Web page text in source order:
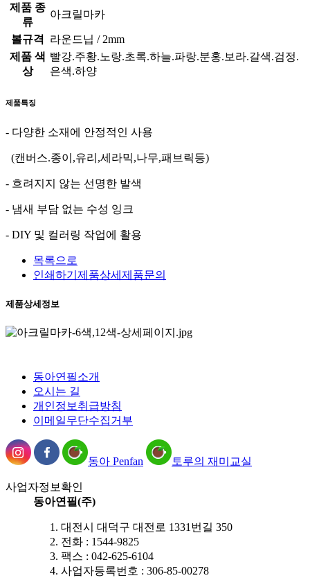
제품 종
류
아크릴마카
볼규격
라운드닙 / 2mm
제품 색
상
빨강.주황.노랑.초록.하늘.파랑.분홍.보라.갈색.검정.
은색.하양
제품특징
- 다양한 소재에 안정적인 사용
(캔버스.종이,유리,세라믹,나무,패브릭등)
- 흐려지지 않는 선명한 발색
- 냄새 부담 없는 수성 잉크
- DIY 및 컬러링 작업에 활용
목록으로
인쇄하기 제품상세 제품문의
제품상세정보
동아연필소개
오시는 길
개인정보취급방침
이메일무단수집거부
동아 Penfan 토루의 재미교실
사업자정보확인
동아연필(주)
대전시 대덕구 대전로 1331번길 350
전화 : 1544-9825
팩스 : 042-625-6104
사업자등록번호 : 306-85-00278